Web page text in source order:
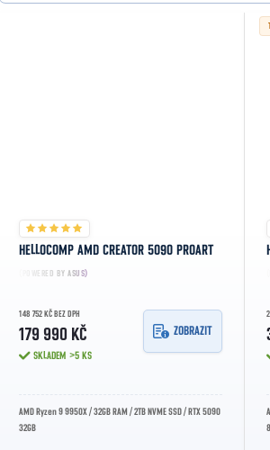
HELLOCOMP AMD CREATOR 5090 PROART
(POWERED BY ASUS)
148 752 KČ BEZ DPH
179 990 KČ
SKLADEM >5 KS
ZOBRAZIT
AMD Ryzen 9 9950X / 32GB RAM / 2TB NVME SSD / RTX 5090
32GB